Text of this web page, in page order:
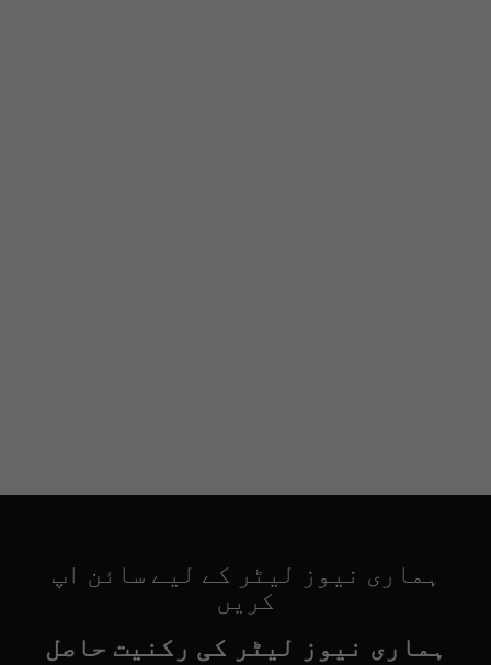
ہماری نیوز لیٹر کے لیے سائن اپ
کریں
ہماری نیوز لیٹر کی رکنیت حاصل